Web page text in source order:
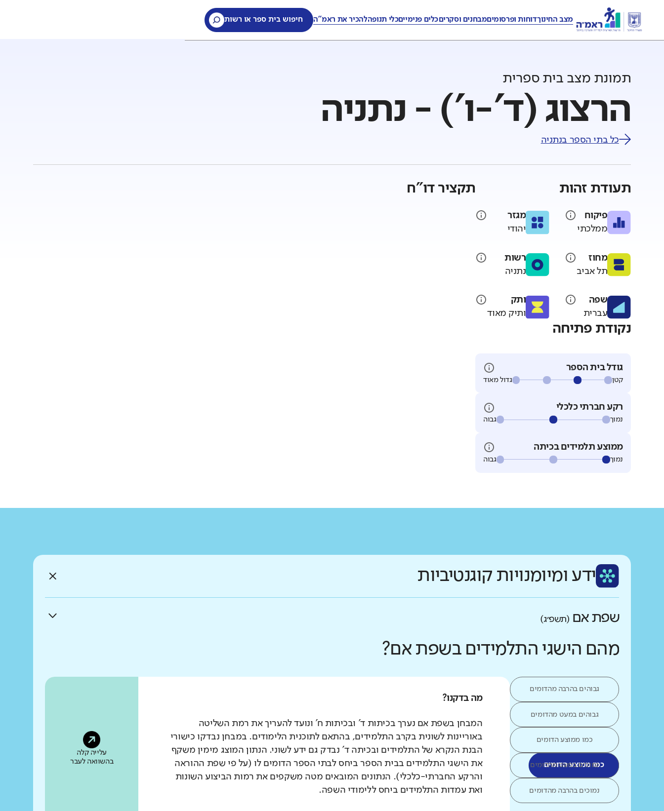
מצב החינוךדוחות ופרסומיםמבחנים וסקריםכלים פנימייםכלי תנופהלהכיר את ראמ"ה חיפוש בית ספר או רשות
תמונת מצב בית ספרית
הרצוג (ד'-ו') - נתניה
כל בתי הספר בנתניה
תעודת זהות
פיקוח
ממלכתי
מגזר
יהודי
מחוז
תל אביב
רשות
נתניה
שפה
עברית
ותק
ותיק מאוד
נקודת פתיחה
גודל בית הספר
גדול מאוד קטן
רקע חברתי כלכלי
גבוה נמוך
ממוצע תלמידים בכיתה
גבוה נמוך
תקציר דו"ח
ידע ומיומנויות קוגנטיביות
שפת אם (תשפ״ג)
מהם הישגי התלמידים בשפת אם?
גבוהים בהרבה מהדומים
גבוהים במעט מהדומים
כמו ממוצע הדומים
כמו ממוצע הדומים
נמוכים במעט מהדומים
נמוכים בהרבה מהדומים
מה בדקנו?
המבחן בשפת אם נערך בכיתות ד' ובכיתות ח' ונועד להעריך את רמת השליטה
באוריינות לשונית בקרב התלמידים, בהתאם לתוכנית הלימודים. במבחן נבדקו כישורי
הבנת הנקרא של התלמידים ובכיתה ד' נבדק גם ידע לשוני. הנתון המוצג מימין משקף
את הישגי התלמידים בבית הספר ביחס לבתי הספר הדומים לו (על פי שפת ההוראה
והרקע החברתי-כלכלי). הנתונים המובאים מטה משקפים את רמות הביצוע השונות
ואת עמדות התלמידים ביחס ללימודי השפה.
עלייה קלה
בהשוואה לעבר